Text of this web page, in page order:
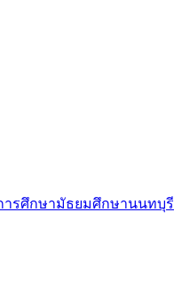
ารศึกษามัธยมศึกษานนทบุรี